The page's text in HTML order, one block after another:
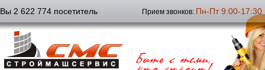
Вы 2 622 774 посетитель Прием звонков: Пн-Пт 9:00-17:30